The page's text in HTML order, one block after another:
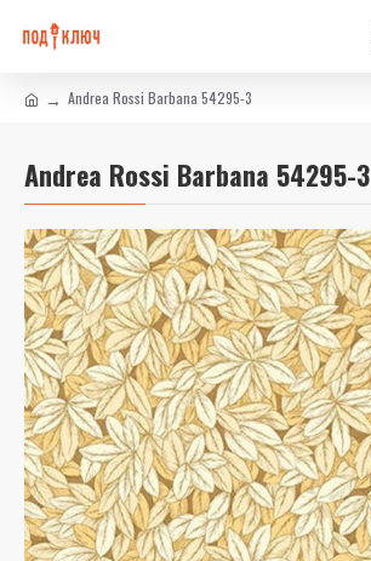
Andrea Rossi Barbana 54295-3
Andrea Rossi Barbana 54295-3